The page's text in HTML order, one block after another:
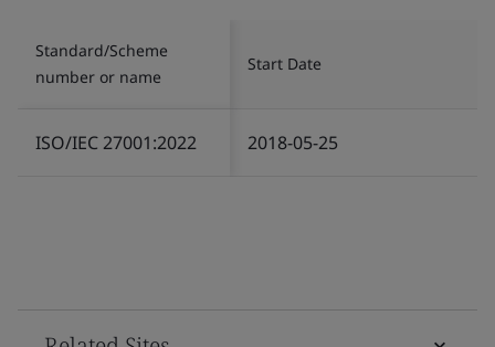
Standard/Scheme
number or name
Start Date
ISO/IEC 27001:2022 2018-05-25